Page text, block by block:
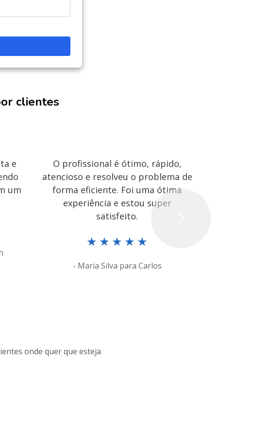
clientes
e
um
O profissional é ótimo, rápido,
atencioso e resolveu o problema de
forma eficiente. Foi uma ótima
experiência e estou super
satisfeito.
★ ★ ★ ★ ★
- Maria Silva para Carlos
onde quer que esteja